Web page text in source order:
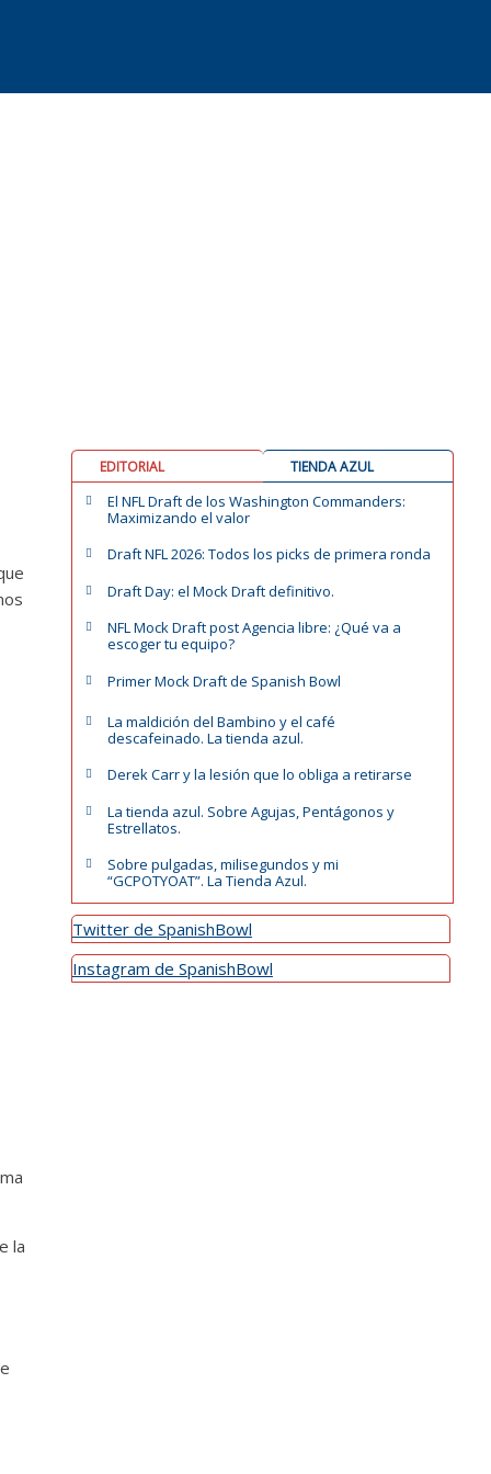
la
EDITORIAL TIENDA AZUL
El NFL Draft de los Washington Commanders:
Maximizando el valor
Draft NFL 2026: Todos los picks de primera ronda
Draft Day: el Mock Draft definitivo.
NFL Mock Draft post Agencia libre: ¿Qué va a
escoger tu equipo?
Primer Mock Draft de Spanish Bowl
La maldición del Bambino y el café
descafeinado. La tienda azul.
Derek Carr y la lesión que lo obliga a retirarse
La tienda azul. Sobre Agujas, Pentágonos y
Estrellatos.
Sobre pulgadas, milisegundos y mi
“GCPOTYOAT”. La Tienda Azul.
Twitter de SpanishBowl
Instagram de SpanishBowl